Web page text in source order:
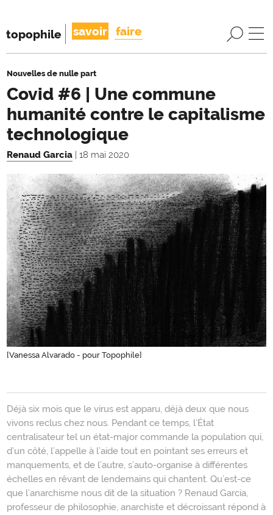
topophile savoir faire
Nouvelles de nulle part
Covid #6 | Une commune
humanité contre le capitalisme
technologique
Renaud Garcia | 18 mai 2020
[Vanessa Alvarado - pour Topophile]
Introduction
Déjà six mois que le virus est apparu, déjà deux que nous
vivons reclus chez nous. Pendant ce temps, l’État
centralisateur tel un état-major commande la population qui,
d’un côté, l’appelle à l’aide tout en pointant ses erreurs et
manquements, et de l’autre, s’auto-organise à différentes
échelles en rêvant de lendemains qui chantent. Qu’est-ce
que l’anarchisme nous dit de la situation ? Renaud Garcia,
professeur de philosophie, anarchiste et décroissant répond à